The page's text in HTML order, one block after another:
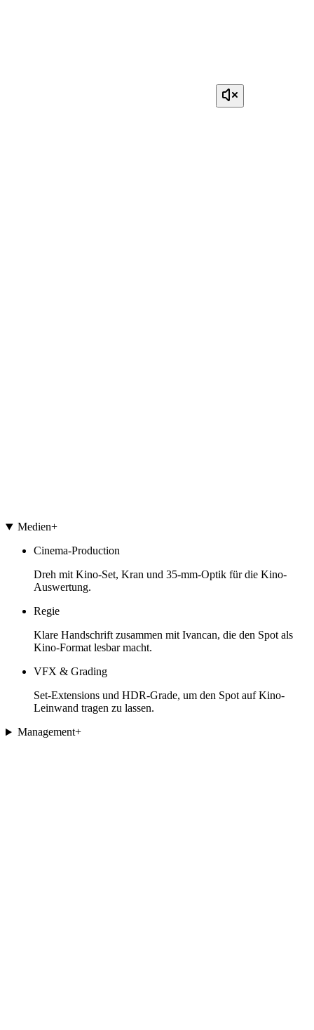
Medien+
Cinema-Production
Dreh mit Kino-Set, Kran und 35-mm-Optik für die Kino-
Auswertung.
Regie
Klare Handschrift zusammen mit Ivancan, die den Spot als
Kino-Format lesbar macht.
VFX & Grading
Set-Extensions und HDR-Grade, um den Spot auf Kino-
Leinwand tragen zu lassen.
Management+